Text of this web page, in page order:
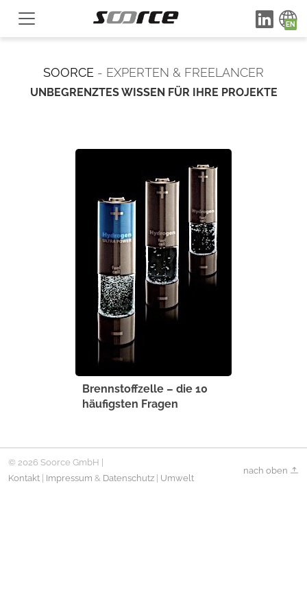
SOORCE - EXPERTEN & FREELANCER
UNBEGRENZTES WISSEN FÜR IHRE PROJEKTE
Brennstoffzelle – die 10
häufigsten Fragen
© 2026 Soorce GmbH |
Kontakt
Impressum & Datenschutz Umwelt
nach oben